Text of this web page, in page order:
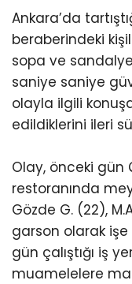
Ankara’da
beraberindeki
sopa ve
saniye saniye
olayla ilgili
edildiklerini ileri
Olay, önceki gün
restoranında
Gözde G. (22),
garson olarak işe
gün çalıştığı iş
muamelelere